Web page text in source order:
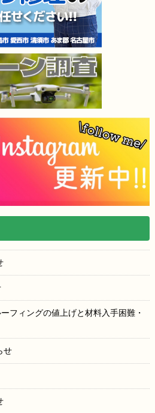
フィングの値上げと材料入手困難・
せ